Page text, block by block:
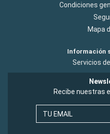
Condiciones
Mapa
Información
Servicios
Recibe nuestras
TU EMAIL